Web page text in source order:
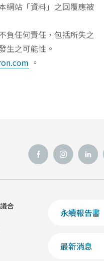
網站「資料」之回覆應被
負任何責任，包括所失之
生之可能性。
。
合
永續報告書
最新消息